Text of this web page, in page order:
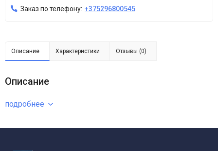
Заказ по телефону: +375296800545
Описание Характеристики Отзывы (0)
Описание
подробнее